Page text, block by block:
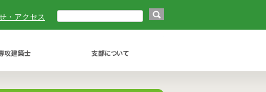
・アクセス